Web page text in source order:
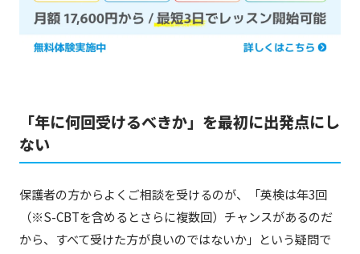
「年に何回受けるべきか」を最初に出発点にし
ない
保護者の方からよくご相談を受けるのが、「英検は年3回
（※S-CBTを含めるとさらに複数回）チャンスがあるのだ
から、すべて受けた方が良いのではないか」という疑問で